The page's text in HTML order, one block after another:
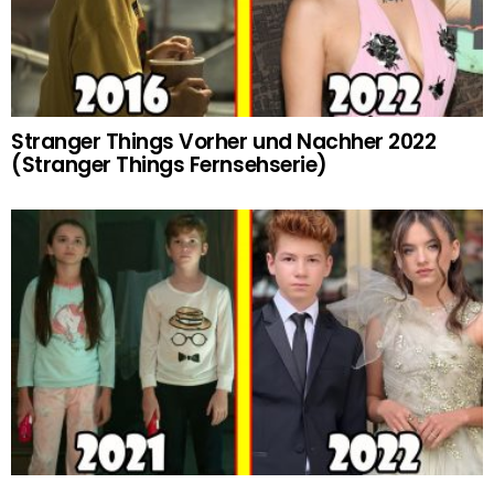
Stranger Things Vorher und Nachher 2022
(Stranger Things Fernsehserie)